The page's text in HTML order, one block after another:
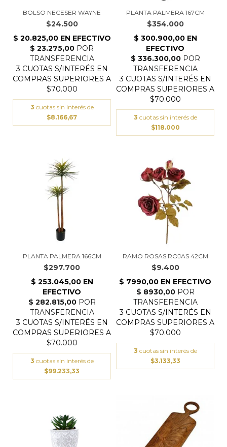
BOLSO NECESER WAYNE
$24.500
3 cuotas sin interés de
$8.166,67
PLANTA PALMERA 167CM
$354.000
3 cuotas sin interés de
$118.000
PLANTA PALMERA 166CM
$297.700
3 cuotas sin interés de
$99.233,33
RAMO ROSAS ROJAS 42CM
$9.400
3 cuotas sin interés de
$3.133,33